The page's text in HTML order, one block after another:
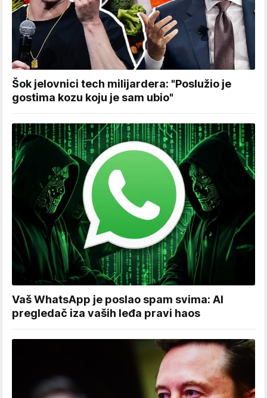
Šok jelovnici tech milijardera: "Poslužio je
gostima kozu koju je sam ubio"
Vaš WhatsApp je poslao spam svima: AI
pregledač iza vaših leđa pravi haos